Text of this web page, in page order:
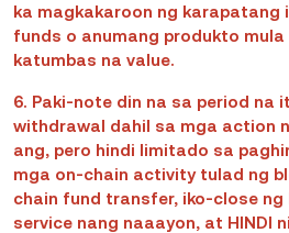
ka magkakaroon ng karapatang
funds o anumang produkto mula
katumbas na value.
6. Paki-note din na sa period na
withdrawal dahil sa mga action
ang, pero hindi limitado sa
mga on-chain activity tulad ng
chain fund transfer, iko-close ng
service nang naaayon, at HINDI